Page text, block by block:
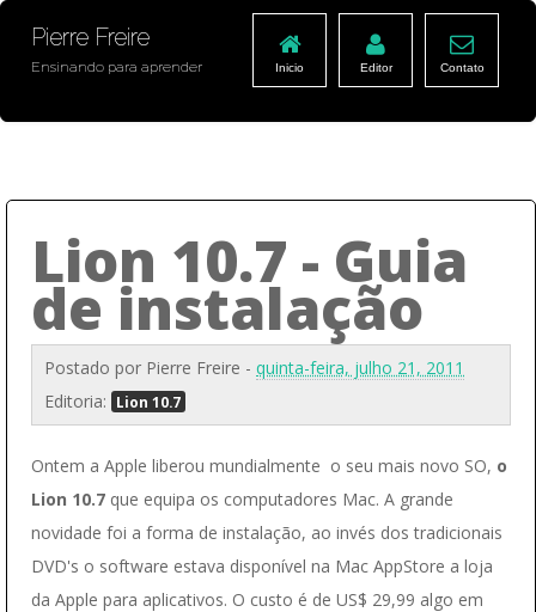
Pierre Freire
Ensinando para aprender Inicio Editor Contato
Lion 10.7 - Guia
de instalação
Postado por Pierre Freire - quinta-feira, julho 21, 2011
Editoria:
Lion 10.7
Ontem a Apple liberou mundialmente o seu mais novo SO, o
Lion 10.7 que equipa os computadores Mac. A grande
novidade foi a forma de instalação, ao invés dos tradicionais
DVD's o software estava disponível na Mac AppStore a loja
da Apple para aplicativos. O custo é de US$ 29,99 algo em